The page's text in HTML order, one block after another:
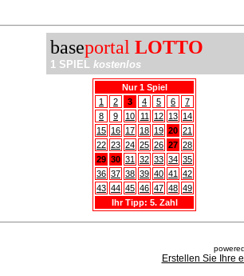
baseportal LOTTO
1 SPIEL kostenlos
Nur 1 Spiel
1
2 3 4 5 6
7
8
9 10 11 12 13 14
15 16 17 18 19 20 21
22 23 24 25 26 27 28
29 30 31 32 33 34 35
36 37 38 39 40 41
42
43 44 45 46 47 48 49
Ihr Tipp: 5. Zahl
Erstellen Sie Ihre